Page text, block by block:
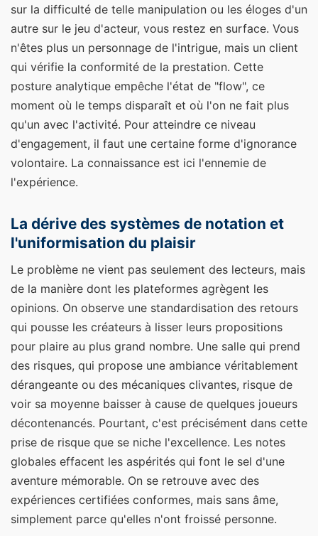
sur la difficulté de telle manipulation ou les éloges d'un
autre sur le jeu d'acteur, vous restez en surface. Vous
n'êtes plus un personnage de l'intrigue, mais un client
qui vérifie la conformité de la prestation. Cette
posture analytique empêche l'état de "flow", ce
moment où le temps disparaît et où l'on ne fait plus
qu'un avec l'activité. Pour atteindre ce niveau
d'engagement, il faut une certaine forme d'ignorance
volontaire. La connaissance est ici l'ennemie de
l'expérience.
La dérive des systèmes de notation et
l'uniformisation du plaisir
Le problème ne vient pas seulement des lecteurs, mais
de la manière dont les plateformes agrègent les
opinions. On observe une standardisation des retours
qui pousse les créateurs à lisser leurs propositions
pour plaire au plus grand nombre. Une salle qui prend
des risques, qui propose une ambiance véritablement
dérangeante ou des mécaniques clivantes, risque de
voir sa moyenne baisser à cause de quelques joueurs
décontenancés. Pourtant, c'est précisément dans cette
prise de risque que se niche l'excellence. Les notes
globales effacent les aspérités qui font le sel d'une
aventure mémorable. On se retrouve avec des
expériences certifiées conformes, mais sans âme,
simplement parce qu'elles n'ont froissé personne.